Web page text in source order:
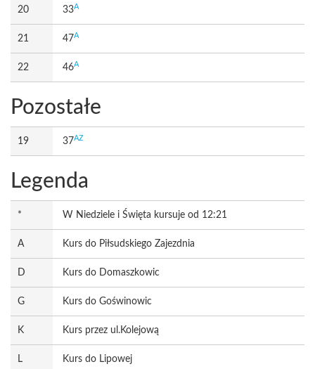
20 33A
21 47A
22 46A
Pozostałe
19 37AZ
Legenda
* W Niedziele i Święta kursuje od 12:21
A Kurs do Piłsudskiego Zajezdnia
D Kurs do Domaszkowic
G Kurs do Goświnowic
K Kurs przez ul.Kolejową
L Kurs do Lipowej